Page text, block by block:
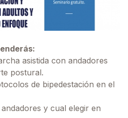
asistida con andadores
postural.
de bipedestación en el
y cual elegir en